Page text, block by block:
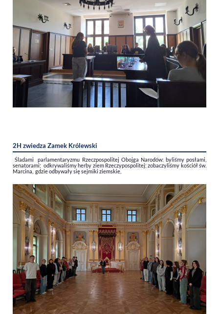
2H zwiedza Zamek Królewski
Śladami parlamentaryzmu Rzeczpospolitej Obojga Narodów: byliśmy posłami,
senatorami; odkrywaliśmy herby ziem Rzeczypospolitej; zobaczyliśmy kościół św.
Marcina, gdzie odbywały się sejmiki ziemskie,